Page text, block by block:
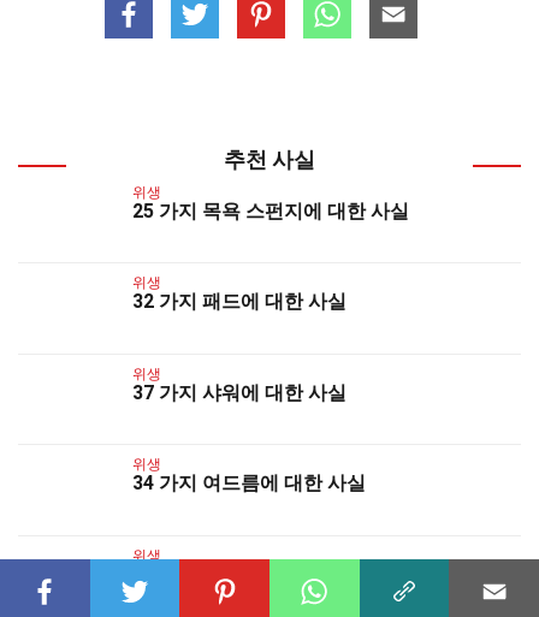
추천 사실
위생
25 가지 목욕 스펀지에 대한 사실
위생
32 가지 패드에 대한 사실
위생
37 가지 샤워에 대한 사실
위생
34 가지 여드름에 대한 사실
위생
30 가지 싱크대에 대한 사실